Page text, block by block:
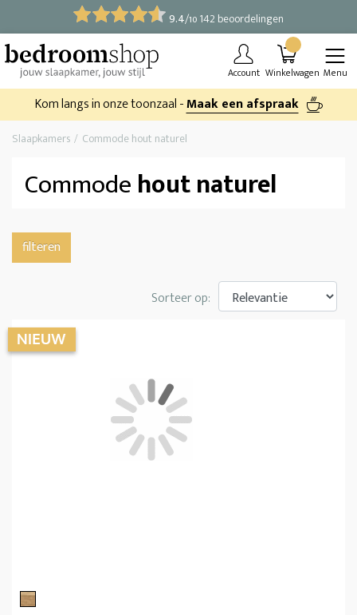
9.4/10 142 beoordelingen
Account Winkelwagen Menu
Kom langs in onze toonzaal -Maak een afspraak
Slaapkamers Commode hout naturel
Commodehout naturel
filteren
Sorteer op: